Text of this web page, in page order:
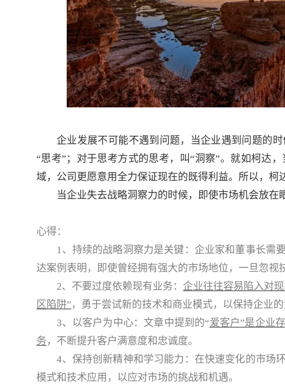
企业发展不可能不遇到问题，当企业遇到问题的
“思考”；对于思考方式的思考，叫“洞察”。就如柯达
域，公司更愿意用全力保证现在的既得利益。所以，柯
当企业失去战略洞察力的时候，即使市场机会放在
心得：
1、持续的战略洞察力是关键：企业家和董事长需要
达案例表明，即使曾经拥有强大的市场地位，一旦忽视
2、不要过度依赖现有业务： 企业往往容易陷入对
区陷阱”，勇于尝试新的技术和商业模式，以保持企业的
3、以客户为中心：文章中提到的“爱客户”是企业
务，不断提升客户满意度和忠诚度。
4、保持创新精神和学习能力：在快速变化的市场环
模式和技术应用，以应对市场的挑战和机遇。